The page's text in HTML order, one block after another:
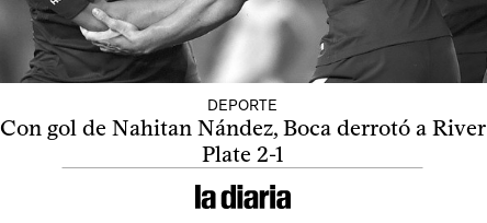
DEPORTE
Con gol de Nahitan Nández, Boca derrotó a River
Plate 2-1